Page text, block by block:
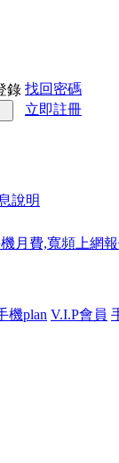
錄 找回密碼
立即註冊
說明
月費,寬頻上網
機plan V.I.P會員